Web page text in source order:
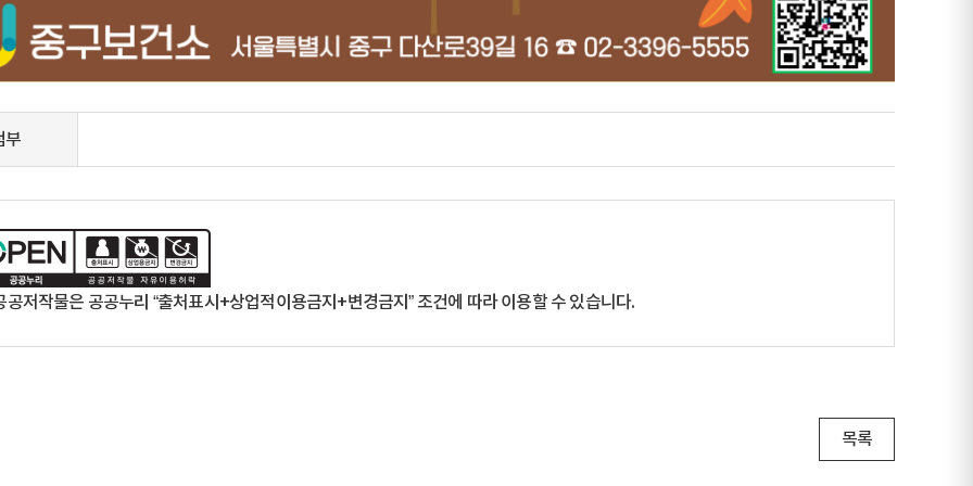
부
공저작물은 공공누리 “출처표시+상업적이용금지+변경금지” 조건에 따라 이용할 수 있습니다.
목록